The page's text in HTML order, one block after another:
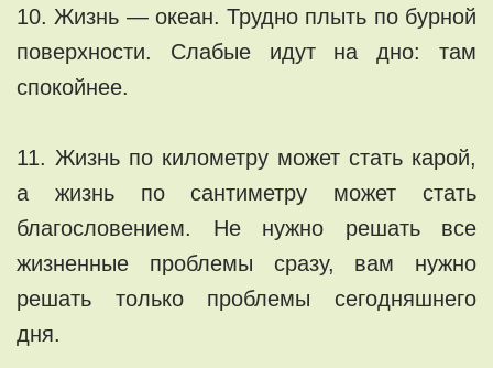
10. Жизнь — океан. Трудно плыть по бурной
поверхности. Слабые идут на дно: там
спокойнее.
11. Жизнь по километру может стать карой,
а жизнь по сантиметру может стать
благословением. Не нужно решать все
жизненные проблемы сразу, вам нужно
решать только проблемы сегодняшнего
дня.